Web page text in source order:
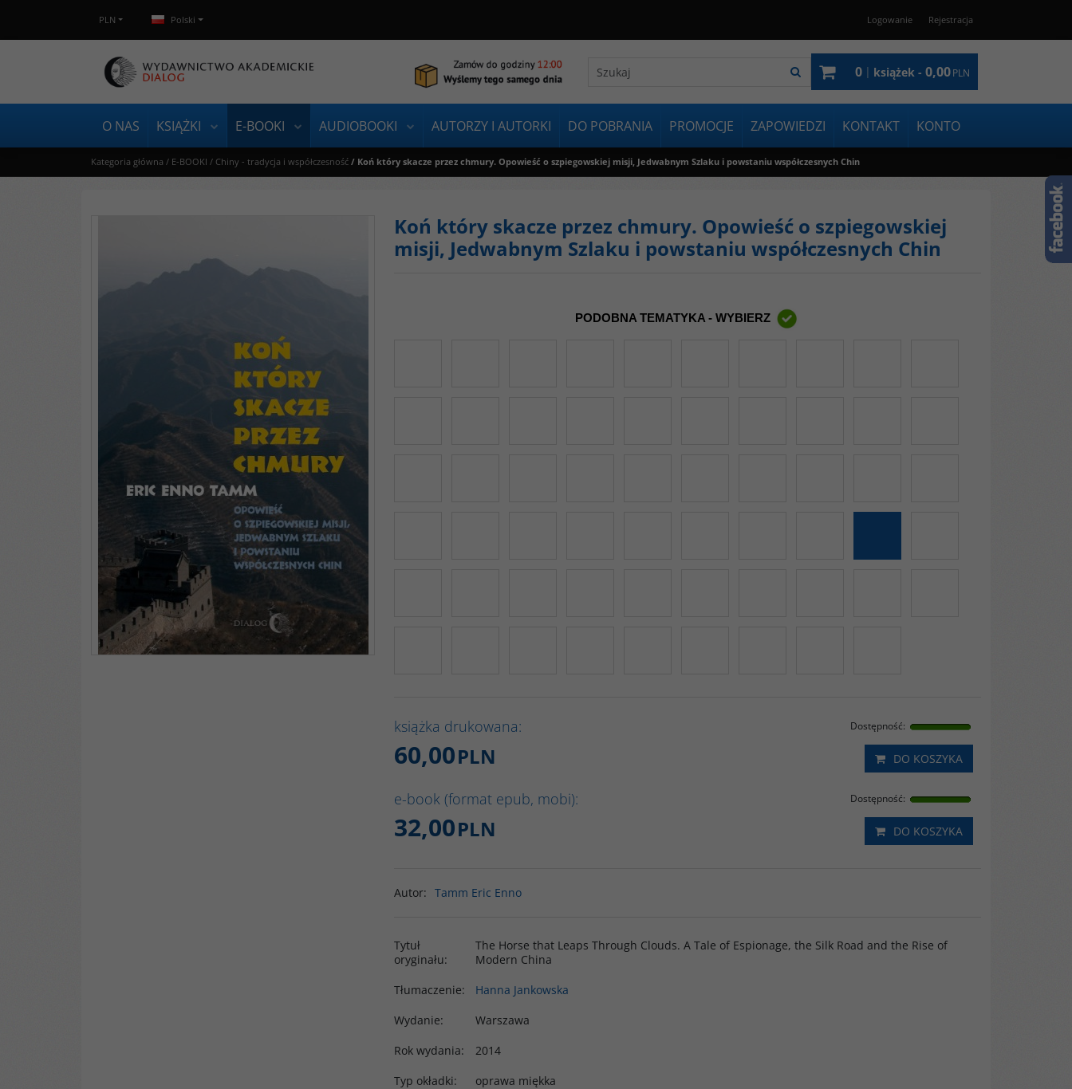
PLN Polski Logowanie Rejestracja
0 | książek - 0,00PLN
O NAS KSIĄŻKI E-BOOKI AUDIOBOOKI AUTORZY I AUTORKI DO POBRANIA PROMOCJE ZAPOWIEDZI KONTAKT KONTO
Kategoria główna / E-BOOKI / Chiny - tradycja i współczesność / Koń który skacze przez chmury. Opowieść o szpiegowskiej misji, Jedwabnym Szlaku i powstaniu współczesnych Chin
Koń który skacze przez chmury. Opowieść o szpiegowskiej
misji, Jedwabnym Szlaku i powstaniu współczesnych Chin
PODOBNA TEMATYKA - WYBIERZ
książka drukowana: Dostępność:
60,00PLN DO KOSZYKA
e-book (format epub, mobi): Dostępność:
32,00PLN DO KOSZYKA
Autor: Tamm Eric Enno
Tytuł
oryginału:
The Horse that Leaps Through Clouds. A Tale of Espionage, the Silk Road and the Rise of
Modern China
Tłumaczenie:
Hanna Jankowska
Wydanie:
Warszawa
Rok wydania:
2014
Typ okładki:
oprawa miękka